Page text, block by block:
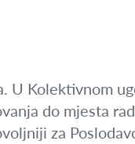
U Kolektivnom
do mjesta
za